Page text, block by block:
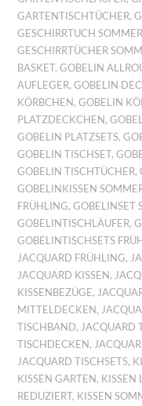
GARTENTISCHTÜCHER,
GESCHIRRTUCH SOMMER
GESCHIRRTÜCHER
BASKET,GOBELIN
AUFLEGER,GOBELIN
KÖRBCHEN ,GOBELIN
PLATZDECKCHEN ,
GOBELIN PLATZSETS,
GOBELIN TISCHSET,
GOBELIN TISCHTÜCHER,
GOBELINKISSEN
FRÜHLING,GOBELINSET
GOBELINTISCHLÄUFER,
GOBELINTISCHSETS
JACQUARD FRÜHLING,
JACQUARD KISSEN ,
KISSENBEZÜGE,
MITTELDECKEN ,
TISCHBAND, JACQUARD
TISCHDECKEN ,
JACQUARD TISCHSETS,
KISSEN GARTEN , KISSEN
REDUZIERT, KISSEN